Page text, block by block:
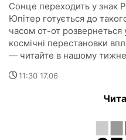
Сонце переходить у знак
Юпітер готується до
часом от-от розвернеться
космічні перестановки
— читайте в нашому
11:30 17.06